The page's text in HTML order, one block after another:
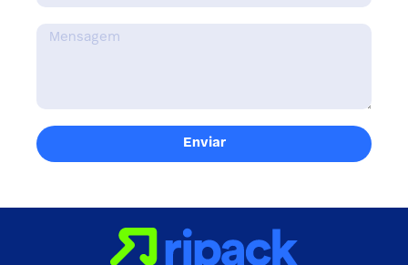
Enviar